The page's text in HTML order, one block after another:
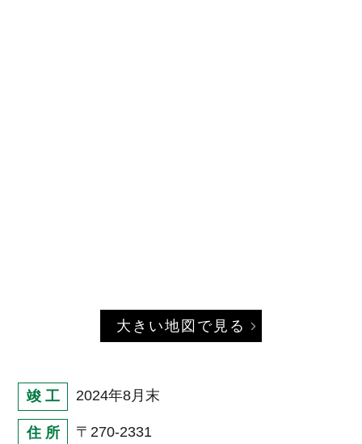
大きい地図で見る
竣 工 2024年8月末
住 所
〒270-2331